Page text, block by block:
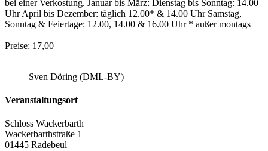
bei einer Verkostung. Januar bis März: Dienstag bis Sonntag: 14.00
Uhr April bis Dezember: täglich 12.00* & 14.00 Uhr Samstag,
Sonntag & Feiertage: 12.00, 14.00 & 16.00 Uhr * außer montags
Preise: 17,00
Sven Döring (DML-BY)
Veranstaltungsort
Schloss Wackerbarth
Wackerbarthstraße 1
01445 Radebeul